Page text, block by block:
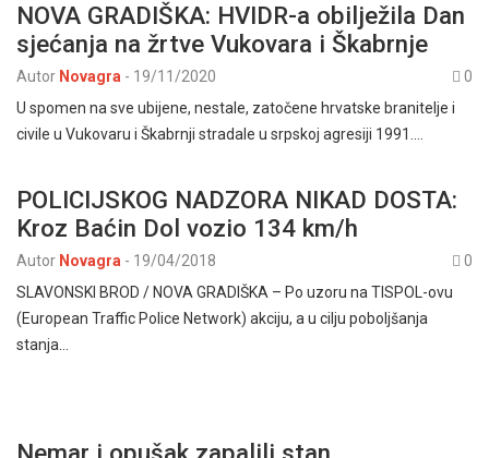
NOVA GRADIŠKA: HVIDR-a obilježila Dan
sjećanja na žrtve Vukovara i Škabrnje
Autor Novagra - 19/11/2020
0
U spomen na sve ubijene, nestale, zatočene hrvatske branitelje i
civile u Vukovaru i Škabrnji stradale u srpskoj agresiji 1991.…
POLICIJSKOG NADZORA NIKAD DOSTA:
Kroz Baćin Dol vozio 134 km/h
Autor Novagra - 19/04/2018
0
SLAVONSKI BROD / NOVA GRADIŠKA – Po uzoru na TISPOL-ovu
(European Traffic Police Network) akciju, a u cilju poboljšanja
stanja…